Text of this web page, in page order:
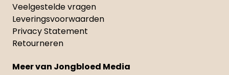
Veelgestelde vragen
Leveringsvoorwaarden
Privacy Statement
Retourneren
Meer van Jongbloed Media